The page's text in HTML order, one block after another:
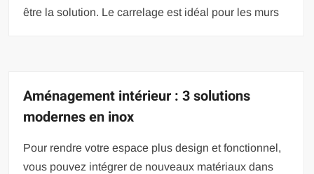
être la solution. Le carrelage est idéal pour les murs
Aménagement intérieur : 3 solutions
modernes en inox
Pour rendre votre espace plus design et fonctionnel,
vous pouvez intégrer de nouveaux matériaux dans